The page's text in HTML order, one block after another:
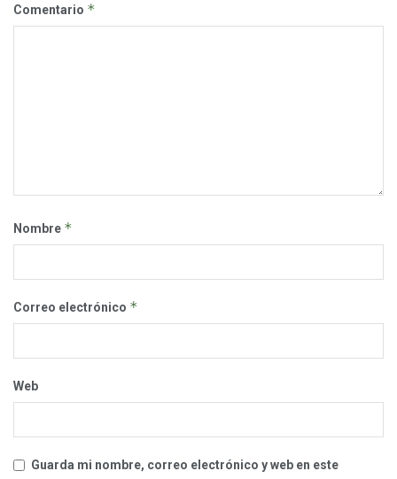
Comentario *
Nombre *
Correo electrónico *
Web
Guarda mi nombre, correo electrónico y web en este